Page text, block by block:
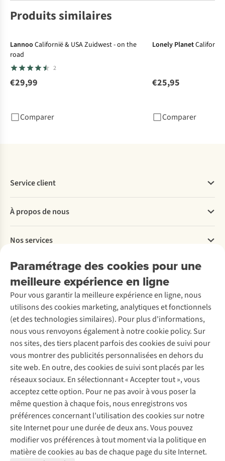
Produits similaires
Lannoo Californië & USA Zuidwest - on the
road
2
€29,99
Comparer
Lonely Planet
€25,95
Comparer
Paramétrage des cookies pour une
meilleure expérience en ligne
Pour vous garantir la meilleure expérience en ligne, nous
utilisons des cookies marketing, analytiques et fonctionnels
(et des technologies similaires). Pour plus d'informations,
nous vous renvoyons également à notre cookie policy. Sur
nos sites, des tiers placent parfois des cookies de suivi pour
vous montrer des publicités personnalisées en dehors du
site web. En outre, des cookies de suivi sont placés par les
réseaux sociaux. En sélectionnant « Accepter tout », vous
acceptez cette option. Pour ne pas avoir à vous poser la
même question à chaque fois, nous enregistrons vos
préférences concernant l’utilisation des cookies sur notre
site Internet pour une durée de deux ans. Vous pouvez
modifier vos préférences à tout moment via la politique en
matière de cookies au bas de chaque page du site Internet.
Service client
Commander
Payer
Livraison
Rétractation d'une commande
Entretien & réparations
Garantie
Contactez-nous
À propos de nous
Explore More
À propos d’Ayacucho
Nos magasins
À propos d’A.S.Adventure
Déclaration d'accessibilité
Nos services
Location / Location sports d’hiver
Entretien de ski
Service de lavage
Entretien de chaussures
Réparation de chaussures
Réparation de vêtements
Retouches
Pour les entreprises
Découvrez
A.S.Magazine
Explore Camp
Gear Check
Expertise & conseils
Abonnez-vous à la newsletter
Suivez-nous
Mentions légales
Politique de confidentialité
Conditions générales
Cookie Policy